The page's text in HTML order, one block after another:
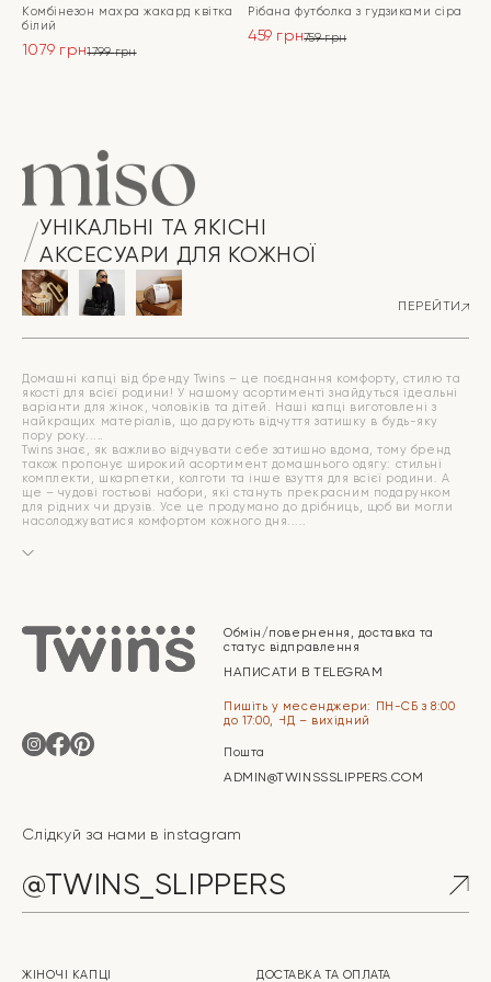
Комбінезон махра жакард квітка
білий
1799грн
1079 грн
Рібана футболка з гудзиками сіра
759грн
459 грн
УНІКАЛЬНІ ТА ЯКІСНІ
АКСЕСУАРИ ДЛЯ КОЖНОЇ
ПЕРЕЙТИ
Домашні капці від бренду Twins – це поєднання комфорту, стилю та
якості для всієї родини! У нашому асортименті знайдуться ідеальні
варіанти для жінок, чоловіків та дітей. Наші капці виготовлені з
найкращих матеріалів, що дарують відчуття затишку в будь-яку
пору року.
Twins знає, як важливо відчувати себе затишно вдома, тому бренд
також пропонує широкий асортимент домашнього одягу: стильні
комплекти, шкарпетки, колготи та інше взуття для всієї родини. А
ще – чудові гостьові набори, які стануть прекрасним подарунком
для рідних чи друзів. Усе це продумано до дрібниць, щоб ви могли
насолоджуватися комфортом кожного дня.
Обмін/повернення, доставка та
статус відправлення
НАПИСАТИ В TELEGRAM
Пишіть у месенджери: ПН-СБ з 8:00
до 17:00, НД – вихідний
Пошта
ADMIN@TWINSSSLIPPERS.COM
Слідкуй за нами в instagram
@TWINS_SLIPPERS
ЖІНОЧІ КАПЦІ ДОСТАВКА ТА ОПЛАТА